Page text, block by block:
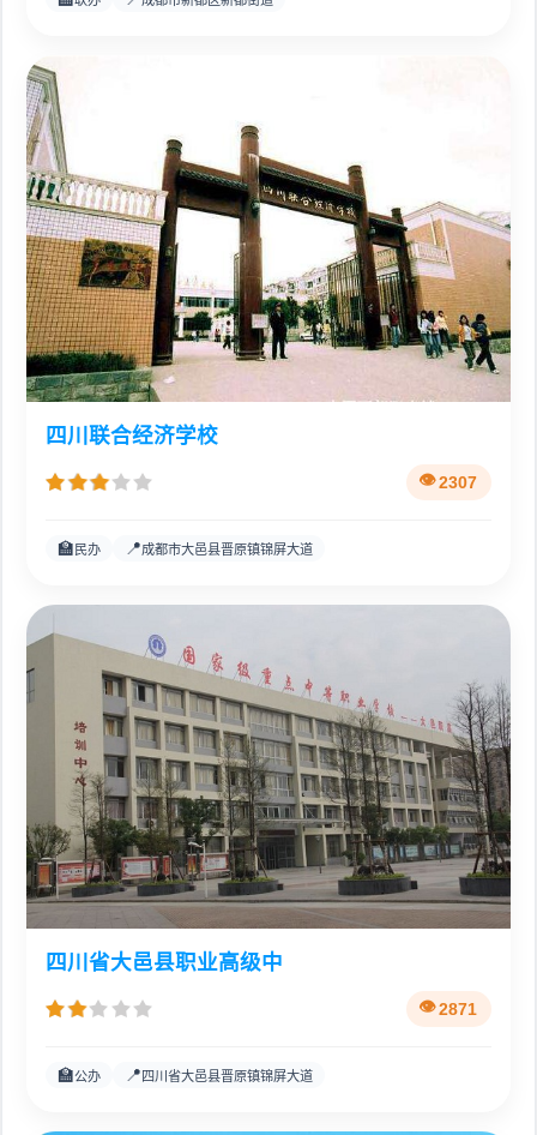
四川联合经济学校
2307
🏫 民办 📍成都市大邑县晋原镇锦屏大道
四川省大邑县职业高级中
2871
🏫公办 📍四川省大邑县晋原镇锦屏大道